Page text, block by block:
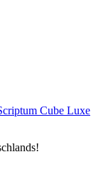
Cube Luxe